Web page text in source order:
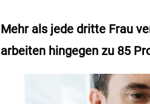
Mehr als jede dritte Frau
arbeiten hingegen zu 85